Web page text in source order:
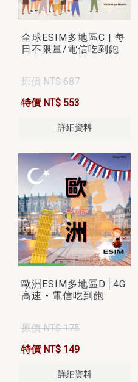
全球ESIM多地區C | 每
日不限量/電信吃到飽
原價 NT$ 687
特價 NT$ 553
詳細資料
歐洲ESIM多地區D│4G
高速 - 電信吃到飽
原價 NT$ 175
特價 NT$ 149
詳細資料